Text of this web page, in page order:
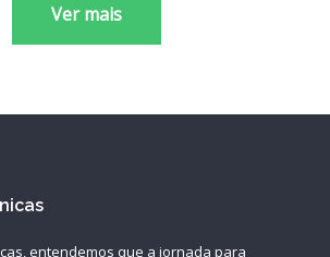
Ver mais
entendemos que a jornada para